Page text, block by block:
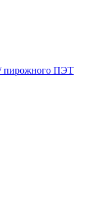
пирожного ПЭТ